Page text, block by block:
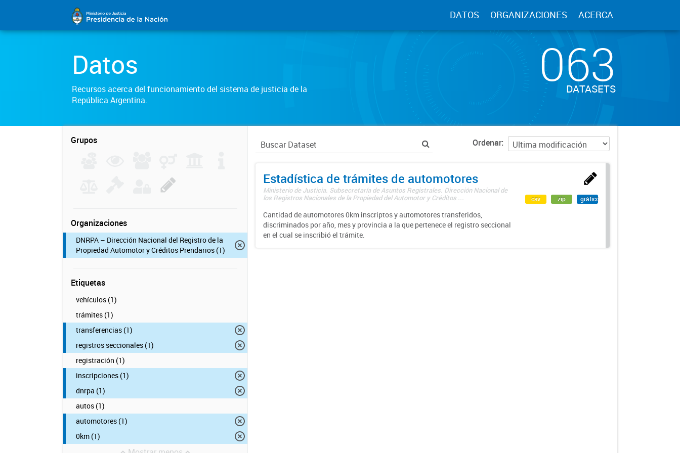
DATOS ORGANIZACIONES ACERCA
Datos
Recursos acerca del funcionamiento del sistema de justicia de la
República Argentina.
063
DATASETS
Grupos
Organizaciones
DNRPA – Dirección Nacional del Registro de la
Propiedad Automotor y Créditos Prendarios (1)
Etiquetas
vehículos (1)
trámites (1)
transferencias (1)
registros seccionales (1)
registración (1)
inscripciones (1)
dnrpa (1)
autos (1)
automotores (1)
0km (1)
Ordenar
Estadística de trámites de automotores
Ministerio de Justicia. Subsecretaría de Asuntos Registrales. Dirección Nacional de
los Registros Nacionales de la Propiedad del Automotor y Créditos ...
Cantidad de automotores 0km inscriptos y automotores transferidos,
discriminados por año, mes y provincia a la que pertenece el registro seccional
en el cual se inscribió el trámite.
csv zip gráfico